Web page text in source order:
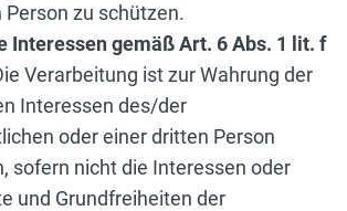
Person zu schützen.
Interessen gemäß Art. 6 Abs. 1 lit. f
Verarbeitung ist zur Wahrung der
Interessen des/der
oder einer dritten Person
sofern nicht die Interessen oder
und Grundfreiheiten der